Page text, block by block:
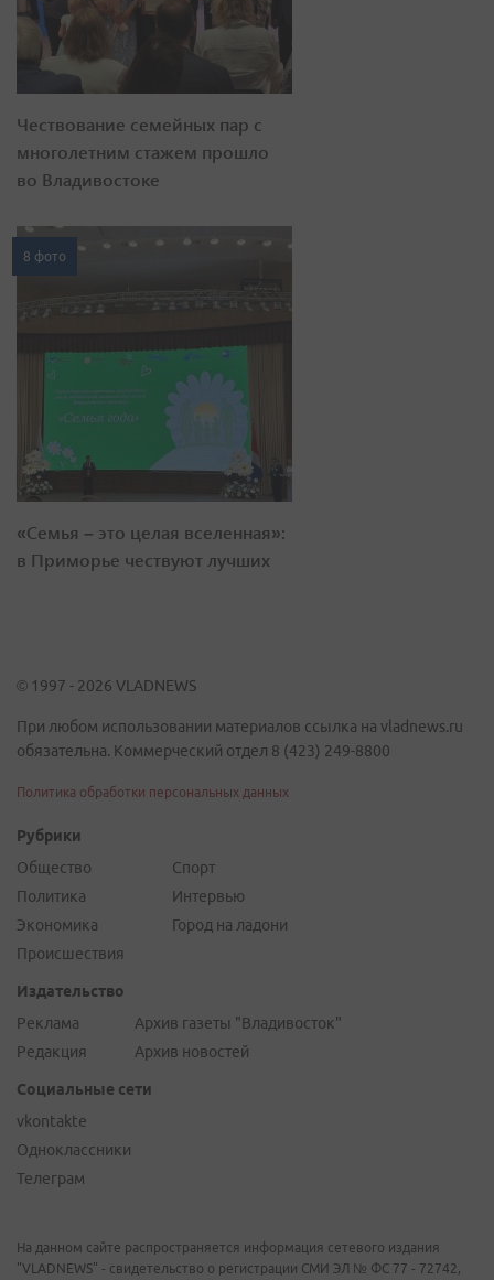
Чествование семейных пар с
многолетним стажем прошло
во Владивостоке
8 фото
«Семья – это целая вселенная»:
в Приморье чествуют лучших
© 1997 - 2026 VLADNEWS
При любом использовании материалов ссылка на vladnews.ru
обязательна. Коммерческий отдел 8 (423) 249-8800
Политика обработки персональных данных
Рубрики
Общество
Политика
Экономика
Происшествия
Спорт
Интервью
Город на ладони
Издательство
Реклама
Редакция
Архив газеты "Владивосток"
Архив новостей
Социальные сети
vkontakte
Одноклассники
Телеграм
На данном сайте распространяется информация сетевого издания
"VLADNEWS" - свидетельство о регистрации СМИ ЭЛ № ФС 77 - 72742,